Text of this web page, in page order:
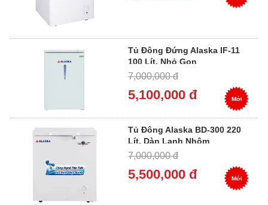
Tủ Đông Đứng Alaska IF-11
100 Lít, Nhỏ Gọn
7,000,000 đ
5,100,000 đ Mới
Tủ Đông Alaska BD-300 220
Lít, Dàn Lạnh Nhôm
7,000,000 đ
5,500,000 đ Mới